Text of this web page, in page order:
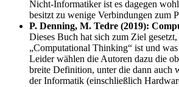
Nicht-Informatiker ist es dagegen
besitzt zu wenige Verbindungen zum
P. Denning, M. Tedre (2019):
Dieses Buch hat sich zum Ziel
„Computational Thinking“ ist und
Leider wählen die Autoren dazu die
breite Definition, unter die dann auch
der Informatik (einschließlich